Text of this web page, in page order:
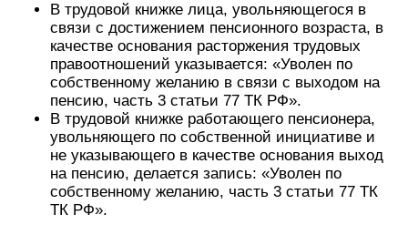
В трудовой книжке лица, увольняющегося в
связи с достижением пенсионного возраста, в
качестве основания расторжения трудовых
правоотношений указывается: «Уволен по
собственному желанию в связи с выходом на
пенсию, часть 3 статьи 77 ТК РФ».
В трудовой книжке работающего пенсионера,
увольняющего по собственной инициативе и
не указывающего в качестве основания выход
на пенсию, делается запись: «Уволен по
собственному желанию, часть 3 статьи 77 ТК
ТК РФ».